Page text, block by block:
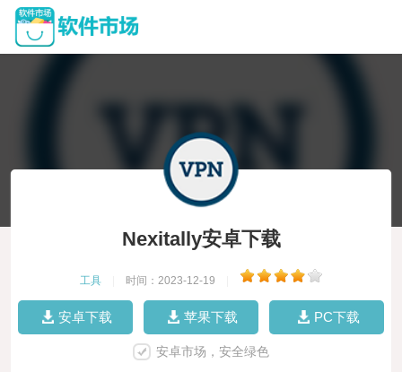
Nexitally安卓下载
工具 时间：2023-12-19
安卓下载 苹果下载 PC下载
安卓市场，安全绿色